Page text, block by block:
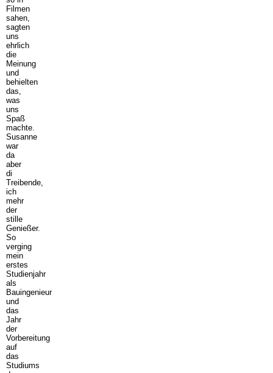
Filmen
sahen,
sagten
uns
ehrlich
die
Meinung
und
behielten
das,
was
uns
Spaß
machte.
Susanne
war
da
aber
di
Treibende,
ich
mehr
der
stille
Genießer.
So
verging
mein
erstes
Studienjahr
als
Bauingenieur
und
das
Jahr
der
Vorbereitung
auf
das
Studiums